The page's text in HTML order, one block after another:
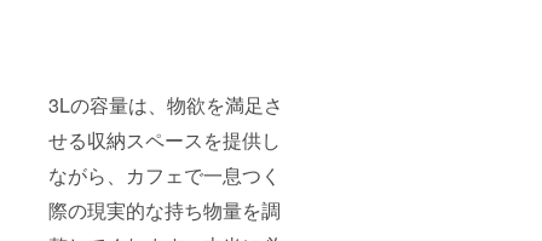
3Lの容量は、物欲を満足さ
せる収納スペースを提供し
ながら、カフェで一息つく
際の現実的な持ち物量を調